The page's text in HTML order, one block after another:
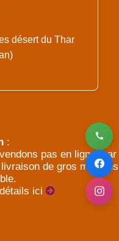
désert du Thar
:
pas en ligne, par
de gros meubles
ici